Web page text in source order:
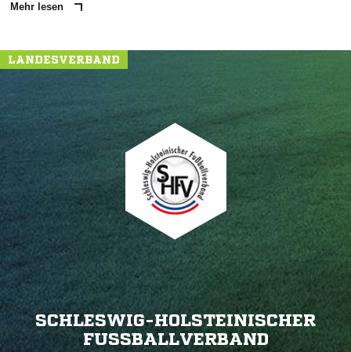
Mehr lesen
LANDESVERBAND
SCHLESWIG-HOLSTEINISCHER
FUSSBALLVERBAND